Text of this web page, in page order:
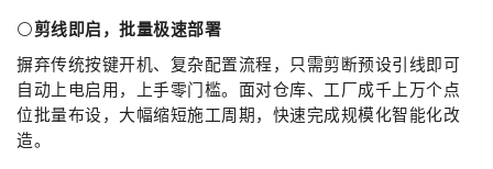
⚪剪线即启，批量极速部署
摒弃传统按键开机、复杂配置流程，只需剪断预设引线即可
自动上电启用，上手零门槛。面对仓库、工厂成千上万个点
位批量布设，大幅缩短施工周期，快速完成规模化智能化改
造。